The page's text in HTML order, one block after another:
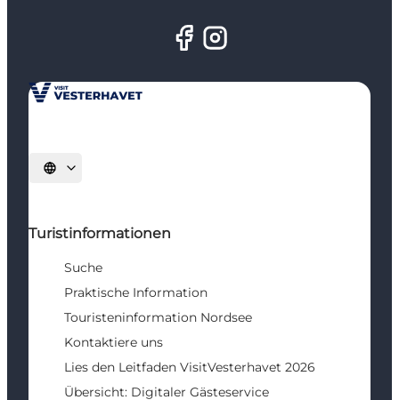
Sprache auswählen
Turistinformationen
Suche
Praktische Information
Touristeninformation Nordsee
Kontaktiere uns
Lies den Leitfaden VisitVesterhavet 2026
Übersicht: Digitaler Gästeservice